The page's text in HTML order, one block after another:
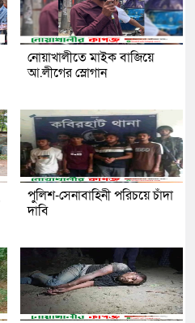
নোয়াখালীতে মাইক বাজিয়ে
আ.লীগের স্লোগান
পুলিশ-সেনাবাহিনী পরিচয়ে চাঁদা
দাবি